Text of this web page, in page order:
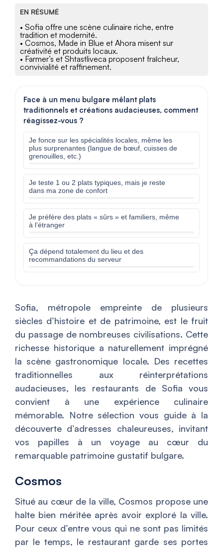
EN RÉSUMÉ
• Sofia offre une scène culinaire riche, entre
tradition et modernité.
• Cosmos, Made in Blue et Ahora misent sur
créativité et produits locaux.
• Farmer’s et Shtastliveca proposent fraîcheur,
convivialité et raffinement.
Face à un menu bulgare mêlant plats
traditionnels et créations audacieuses, comment
réagissez-vous ?
Je fonce sur les spécialités locales, même les
plus surprenantes (langue de bœuf, cuisses de
grenouilles, etc.)
Je teste 1 ou 2 plats typiques, mais je reste
dans ma zone de confort
Je préfère des plats « sûrs » et familiers, même
à l’étranger
Ça dépend totalement du lieu et des
recommandations du serveur
Sofia, métropole empreinte de plusieurs
siècles d’histoire et de patrimoine, est le fruit
du passage de nombreuses civilisations. Cette
richesse historique a naturellement imprégné
la scène gastronomique locale. Des recettes
traditionnelles aux réinterprétations
audacieuses, les restaurants de Sofia vous
convient à une expérience culinaire
mémorable. Notre sélection vous guide à la
découverte d’adresses chaleureuses, invitant
vos papilles à un voyage au cœur du
remarquable patrimoine gustatif bulgare.
Cosmos
Situé au cœur de la ville, Cosmos propose une
halte bien méritée après avoir exploré la ville.
Pour ceux d’entre vous qui ne sont pas limités
par le temps, le restaurant garde ses portes